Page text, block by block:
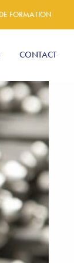
FORMATION
CONTACT